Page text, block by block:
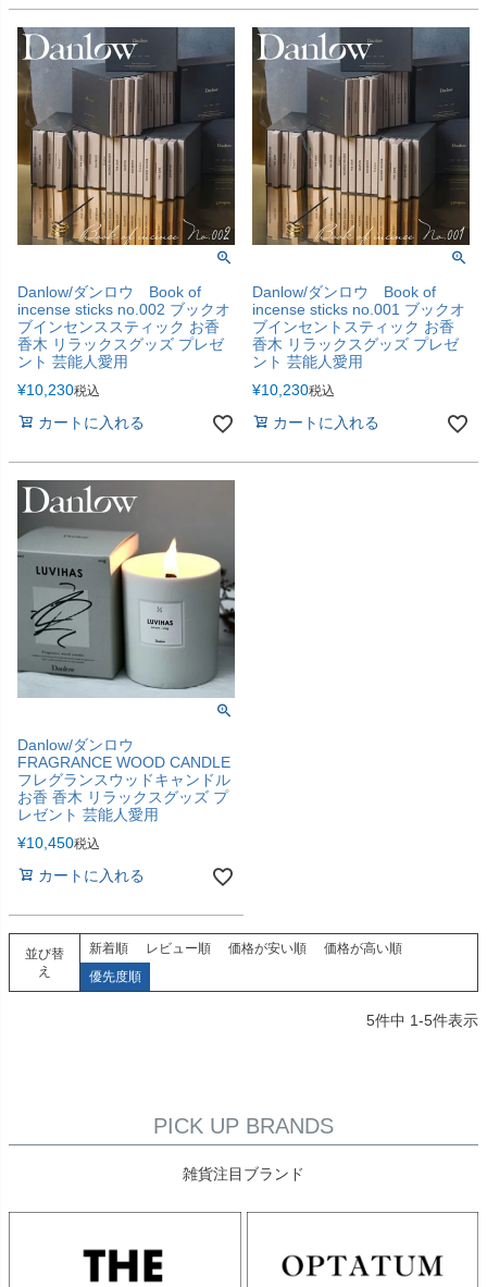
Danlow/ダンロウ Book of
incense sticks no.002 ブックオ
ブインセンススティック お香
香木 リラックスグッズ プレゼ
ント 芸能人愛用
¥10,230税込
カートに入れる
Danlow/ダンロウ Book of
incense sticks no.001 ブックオ
ブインセントスティック お香
香木 リラックスグッズ プレゼ
ント 芸能人愛用
¥10,230税込
カートに入れる
Danlow/ダンロウ
FRAGRANCE WOOD CANDLE
フレグランスウッドキャンドル
お香 香木 リラックスグッズ プ
レゼント 芸能人愛用
¥10,450税込
カートに入れる
並び替
え
新着順 レビュー順 価格が安い順
価格が高い順
優先度順
5件中 1-5件表示
PICK UP BRANDS
雑貨注目ブランド